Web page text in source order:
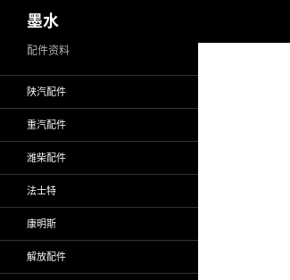
至
墨水
配件资料
陕汽配件
重汽配件
潍柴配件
法士特
康明斯
解放配件